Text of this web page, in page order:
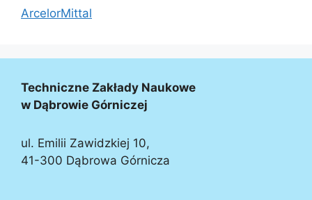
ArcelorMittal
Techniczne Zakłady Naukowe
w Dąbrowie Górniczej
ul. Emilii Zawidzkiej 10,
41-300 Dąbrowa Górnicza